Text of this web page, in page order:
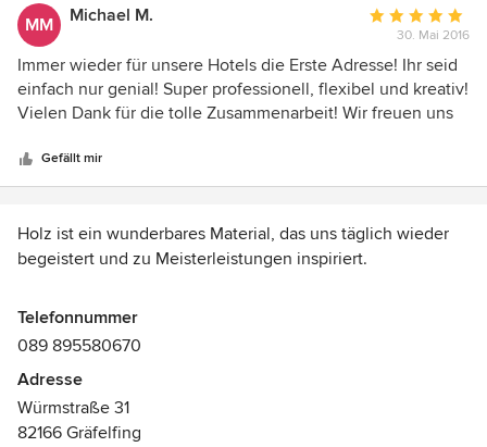
MM Michael M.
Bewertung:
5
von
5
30. Mai 2016
Immer wieder für unsere Hotels die Erste Adresse! Ihr seid
einfach nur genial! Super professionell, flexibel und kreativ!
Vielen Dank für die tolle Zusammenarbeit! Wir freuen uns
VI VADI HOTELs
Gefällt mir
Holz ist ein wunderbares Material, das uns täglich wieder
begeistert und zu Meisterleistungen inspiriert.
Unsere Kernkompetenz ist der Ausbau von Innenräumen
für den Privat- und den Objektbereich. In unserer
wir moderne Möbel, den kompletten Innenausbau und
Ladenausstattung in innovativem Design.
Telefonnummer
089 895580670
Adresse
Würmstraße 31
82166 Gräfelfing